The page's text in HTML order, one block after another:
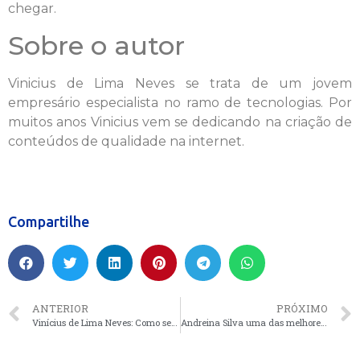
chegar.
Sobre o autor
Vinicius de Lima Neves se trata de um jovem
empresário especialista no ramo de tecnologias. Por
muitos anos Vinicius vem se dedicando na criação de
conteúdos de qualidade na internet.
Compartilhe
ANTERIOR PRÓXIMO
Andreina Silva uma das melhores fotógrafas em Angola abre estúdio em Dubai